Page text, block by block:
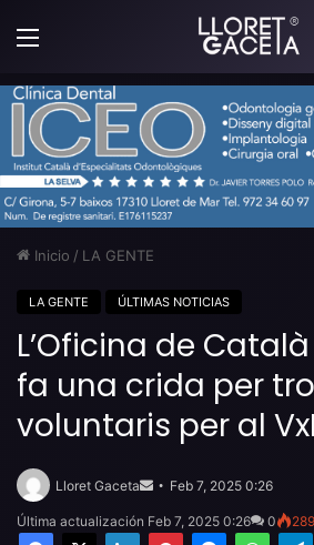
Menú
Inicio / LA GENTE
LA GENTE ÚLTIMAS NOTICIAS
L’Oficina de
fa una crida per
voluntaris per al
Lloret Gaceta
email
Feb 7, 2025 0:26
Última actualización Feb 7, 2025 0:26 0 289
Facebook
X LinkedInPinterestMessenger